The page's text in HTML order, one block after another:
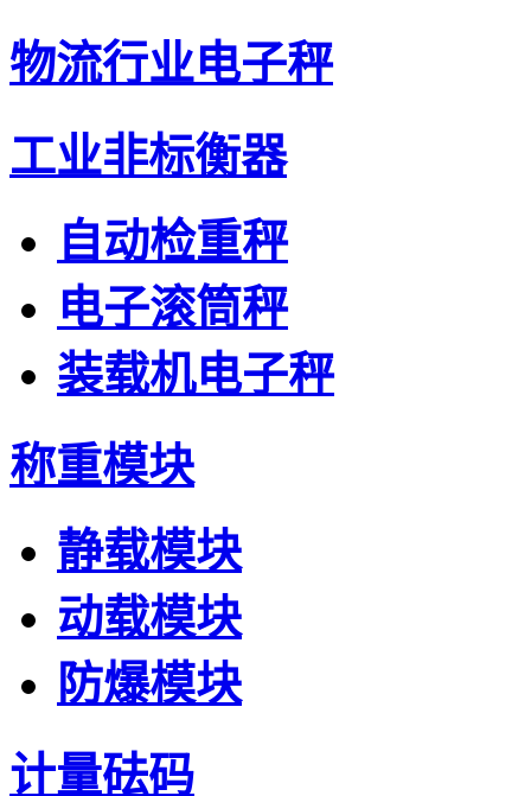
物流行业电子秤
工业非标衡器
自动检重秤
电子滚筒秤
装载机电子秤
称重模块
静载模块
动载模块
防爆模块
计量砝码